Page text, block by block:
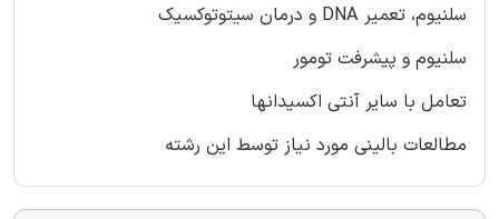
سلنیوم، تعمیر DNA و درمان سیتوتوکسیک
سلنیوم و پیشرفت تومور
تعامل با سایر آنتی اکسیدانها
مطالعات بالینی مورد نیاز توسط این رشته